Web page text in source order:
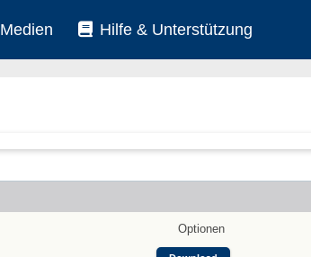
Medien Hilfe & Unterstützung
Optionen